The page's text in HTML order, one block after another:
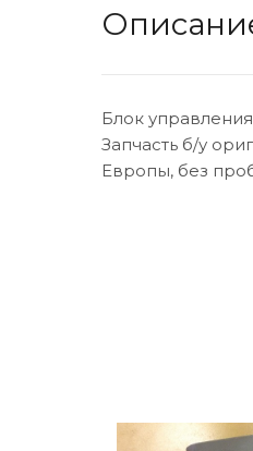
Блок
Запчасть б/у
Европы, без